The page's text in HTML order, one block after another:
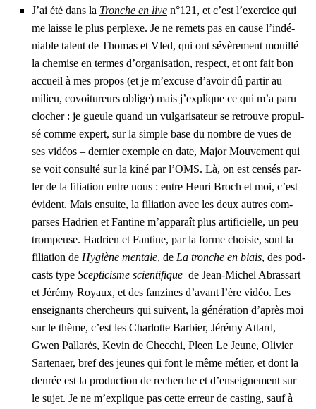
J’ai été dans la Tronche en live n°121, et c’est l’exer­cice qui
me laisse le plus per­plexe. Je ne remets pas en cause l’in­dé­
niable talent de Tho­mas et Vled, qui ont sévè­re­ment mouillé
la che­mise en termes d’or­ga­ni­sa­tion, res­pect, et ont fait bon
accueil à mes pro­pos (et je m’ex­cuse d’a­voir dû par­tir au
milieu, covoi­tu­reurs oblige) mais j’ex­plique ce qui m’a paru
clo­cher : je gueule quand un vul­ga­ri­sa­teur se retrouve pro­pul­
sé comme expert, sur la simple base du nombre de vues de
ses vidéos – der­nier exemple en date, Major Mou­ve­ment qui
se voit consul­té sur la kiné par l’OMS. Là, on est cen­sés par­
ler de la filia­tion entre nous : entre Hen­ri Broch et moi, c’est
évident. Mais ensuite, la filia­tion avec les deux autres com­
parses Hadrien et Fan­tine m’apparaît plus arti­fi­cielle, un peu
trom­peuse. Hadrien et Fan­tine, par la forme choi­sie, sont la
filia­tion de Hygiène men­tale, de La tronche en biais, des pod­
casts type Scep­ti­cisme scien­ti­fique de Jean-Michel Abras­sart
et Jéré­my Royaux, et des fan­zines d’a­vant l’ère vidéo. Les
ensei­gnants cher­cheurs qui suivent, la géné­ra­tion d’a­près moi
sur le thème, c’est les Char­lotte Bar­bier, Jéré­my Attard,
Gwen Pal­la­rès, Kevin de Chec­chi, Pleen Le Jeune, Oli­vier
Sar­te­naer, bref des jeunes qui font le même métier, et dont la
den­rée est la pro­duc­tion de recherche et d’en­sei­gne­ment sur
le sujet. Je ne m’ex­plique pas cette erreur de cas­ting, sauf à